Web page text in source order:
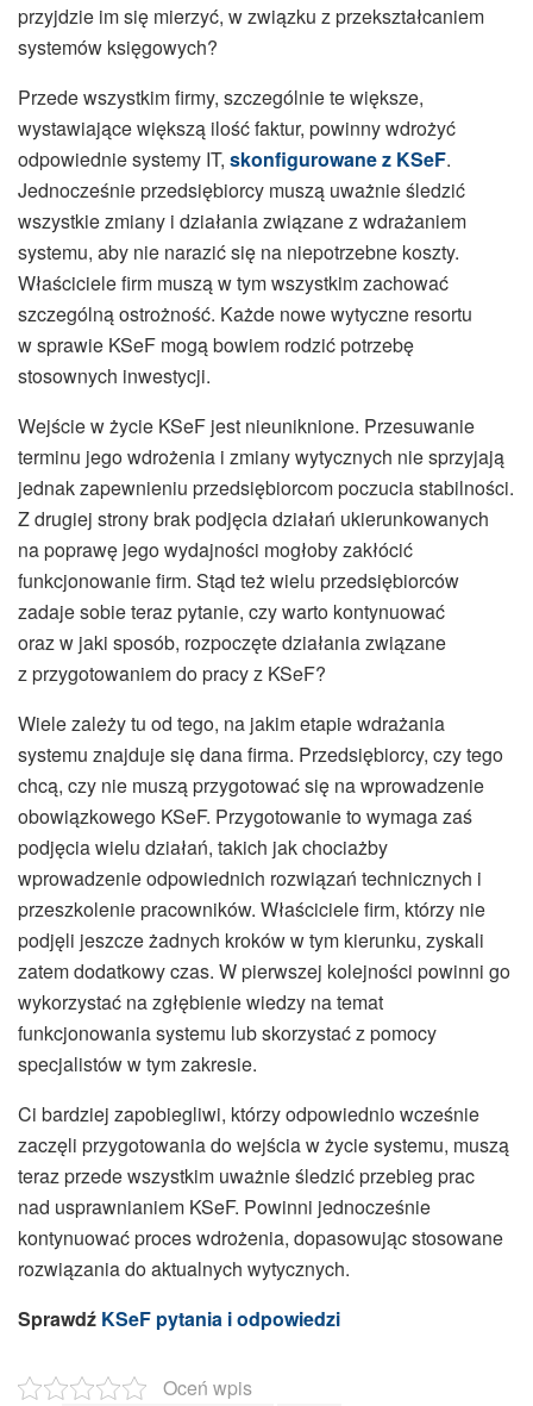
przyjdzie im się mierzyć, w związku z przekształcaniem
systemów księgowych?
Przede wszystkim firmy, szczególnie te większe,
wystawiające większą ilość faktur, powinny wdrożyć
odpowiednie systemy IT, skonfigurowane z KSeF.
Jednocześnie przedsiębiorcy muszą uważnie śledzić
wszystkie zmiany i działania związane z wdrażaniem
systemu, aby nie narazić się na niepotrzebne koszty.
Właściciele firm muszą w tym wszystkim zachować
szczególną ostrożność. Każde nowe wytyczne resortu
w sprawie KSeF mogą bowiem rodzić potrzebę
stosownych inwestycji.
Wejście w życie KSeF jest nieuniknione. Przesuwanie
terminu jego wdrożenia i zmiany wytycznych nie sprzyjają
jednak zapewnieniu przedsiębiorcom poczucia stabilności.
Z drugiej strony brak podjęcia działań ukierunkowanych
na poprawę jego wydajności mogłoby zakłócić
funkcjonowanie firm. Stąd też wielu przedsiębiorców
zadaje sobie teraz pytanie, czy warto kontynuować
oraz w jaki sposób, rozpoczęte działania związane
z przygotowaniem do pracy z KSeF?
Wiele zależy tu od tego, na jakim etapie wdrażania
systemu znajduje się dana firma. Przedsiębiorcy, czy tego
chcą, czy nie muszą przygotować się na wprowadzenie
obowiązkowego KSeF. Przygotowanie to wymaga zaś
podjęcia wielu działań, takich jak chociażby
wprowadzenie odpowiednich rozwiązań technicznych i
przeszkolenie pracowników. Właściciele firm, którzy nie
podjęli jeszcze żadnych kroków w tym kierunku, zyskali
zatem dodatkowy czas. W pierwszej kolejności powinni go
wykorzystać na zgłębienie wiedzy na temat
funkcjonowania systemu lub skorzystać z pomocy
specjalistów w tym zakresie.
Ci bardziej zapobiegliwi, którzy odpowiednio wcześnie
zaczęli przygotowania do wejścia w życie systemu, muszą
teraz przede wszystkim uważnie śledzić przebieg prac
nad usprawnianiem KSeF. Powinni jednocześnie
kontynuować proces wdrożenia, dopasowując stosowane
rozwiązania do aktualnych wytycznych.
Sprawdź KSeF pytania i odpowiedzi
Oceń wpis